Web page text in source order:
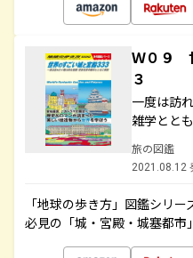
Ｗ０９
３
一度は訪
雑学とと
旅の図鑑
2021.08.12
「地球の歩き方」図鑑シリ
必見の「城・宮殿・城塞都市